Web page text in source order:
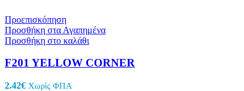
Προεπισκόπηση
Προσθήκη στα Αγαπημένα
Προσθήκη στο καλάθι
F201 YELLOW CORNER
2.42€ Χωρίς ΦΠΑ